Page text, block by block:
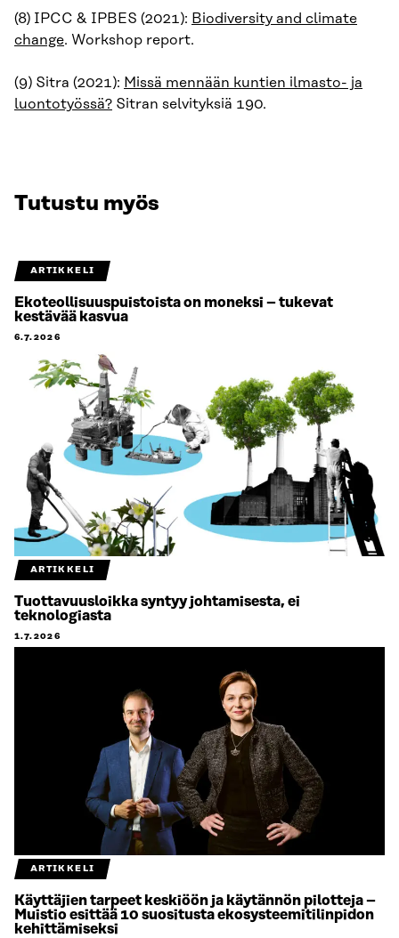
(8) IPCC & IPBES (2021): Biodiversity and climate
change. Workshop report.
(9) Sitra (2021): Missä mennään kuntien ilmasto- ja
luontotyössä? Sitran selvityksiä 190.
Tutustu myös
ARTIKKELI
Ekoteollisuuspuistoista on moneksi – tukevat
kestävää kasvua
6.7.2026
ARTIKKELI
Tuottavuusloikka syntyy johtamisesta, ei
teknologiasta
1.7.2026
ARTIKKELI
Käyttäjien tarpeet keskiöön ja käytännön pilotteja –
Muistio esittää 10 suositusta ekosysteemitilinpidon
kehittämiseksi